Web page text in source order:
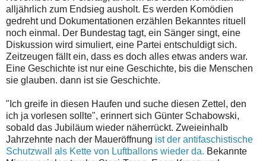
alljährlich zum Endsieg ausholt. Es werden Komödien
gedreht und Dokumentationen erzählen Bekanntes rituell
noch einmal. Der Bundestag tagt, ein Sänger singt, eine
Diskussion wird simuliert, eine Partei entschuldigt sich.
Zeitzeugen fällt ein, dass es doch alles etwas anders war.
Eine Geschichte ist nur eine Geschichte, bis die Menschen
sie glauben. dann ist sie Geschichte.
"Ich greife in diesen Haufen und suche diesen Zettel, den
ich ja vorlesen sollte", erinnert sich Günter Schabowski,
sobald das Jubiläum wieder näherrückt. Zweieinhalb
Jahrzehnte nach der Maueröffnung ist der antifaschistische
Schutzwall als Kette von Luftballons wieder da. Bekannte